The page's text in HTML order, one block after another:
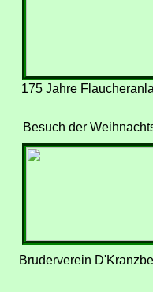
175 Jahre
Besuch der
Bruderverein